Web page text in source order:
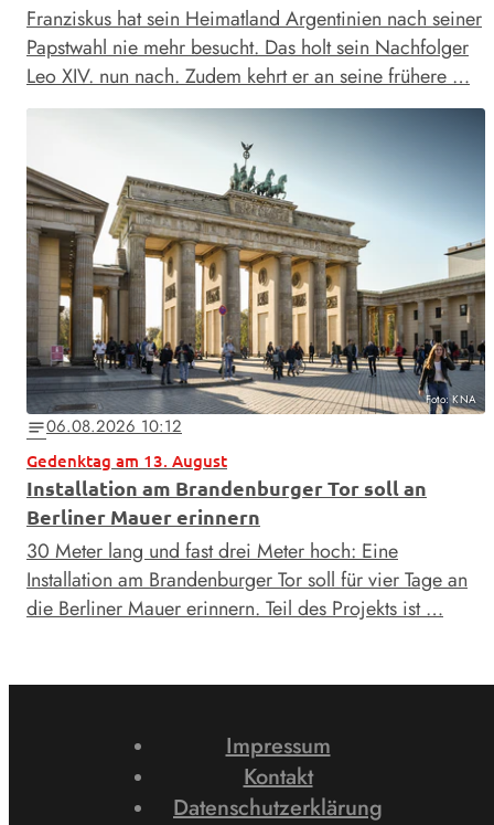
Franziskus hat sein Heimatland Argentinien nach seiner
Papstwahl nie mehr besucht. Das holt sein Nachfolger
Leo XIV. nun nach. Zudem kehrt er an seine frühere …
Foto: KNA
notes06.08.2026 10:12
Gedenktag am 13. August
Installation am Brandenburger Tor soll an
Berliner Mauer erinnern
30 Meter lang und fast drei Meter hoch: Eine
Installation am Brandenburger Tor soll für vier Tage an
die Berliner Mauer erinnern. Teil des Projekts ist …
Impressum
Kontakt
Datenschutzerklärung